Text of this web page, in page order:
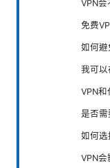
VPN会
免费
如何避
我可以
VPN和
是否需
如何选
VPN会